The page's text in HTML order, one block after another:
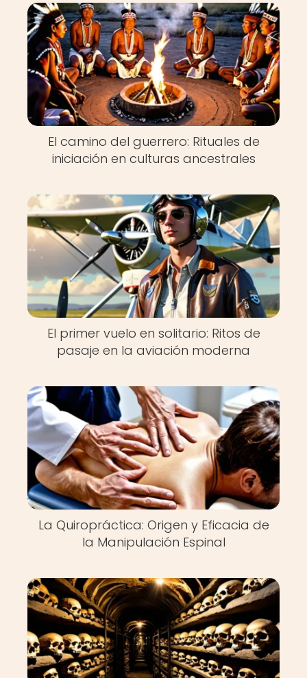
El camino del guerrero: Rituales de
iniciación en culturas ancestrales
El primer vuelo en solitario: Ritos de
pasaje en la aviación moderna
La Quiropráctica: Origen y Eficacia de
la Manipulación Espinal